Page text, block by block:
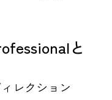
と
レクション